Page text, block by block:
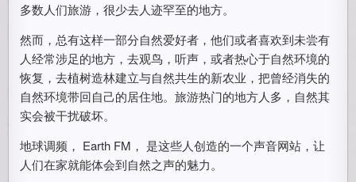
多数人们旅游，很少去人迹罕至的地方。
然而，总有这样一部分自然爱好者，他们或者喜欢到未尝有
人经常涉足的地方，去观鸟，听声，或者热心于自然环境的
恢复，去植树造林建立与自然共生的新农业，把曾经消失的
自然环境带回自己的居住地。旅游热门的地方人多，自然其
实会被干扰破坏。
地球调频， Earth FM， 是这些人创造的一个声音网站，让
人们在家就能体会到自然之声的魅力。